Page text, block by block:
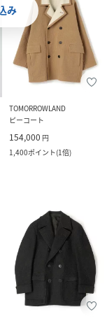
み
TOMORROWLAND
ピーコート
154,000 円
1,400ポイント(1倍)